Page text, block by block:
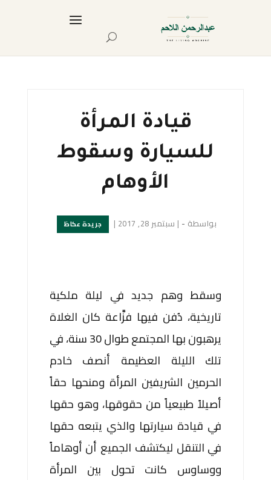
قيادة المرأة
للسيارة وسقوط
الأوهام
بواسطة -
| سبتمبر 28, 2017 | جريدة عكاظ
وسقط وهم جديد في ليلة ملكية
تاريخية، دُفن فيها فزَّاعة كان الغلاة
يرهبون بها المجتمع طوال 30 سنة، في
تلك الليلة العظيمة أنصف خادم
الحرمين الشريفين المرأة ومنحها حقاً
أصيلاً طبيعياً من حقوقها، وهو حقها
في قيادة سيارتها والذي يتبعه حقها
في التنقل ليكتشف الجميع أن أوهاماً
ووساوس كانت تحول بين المرأة